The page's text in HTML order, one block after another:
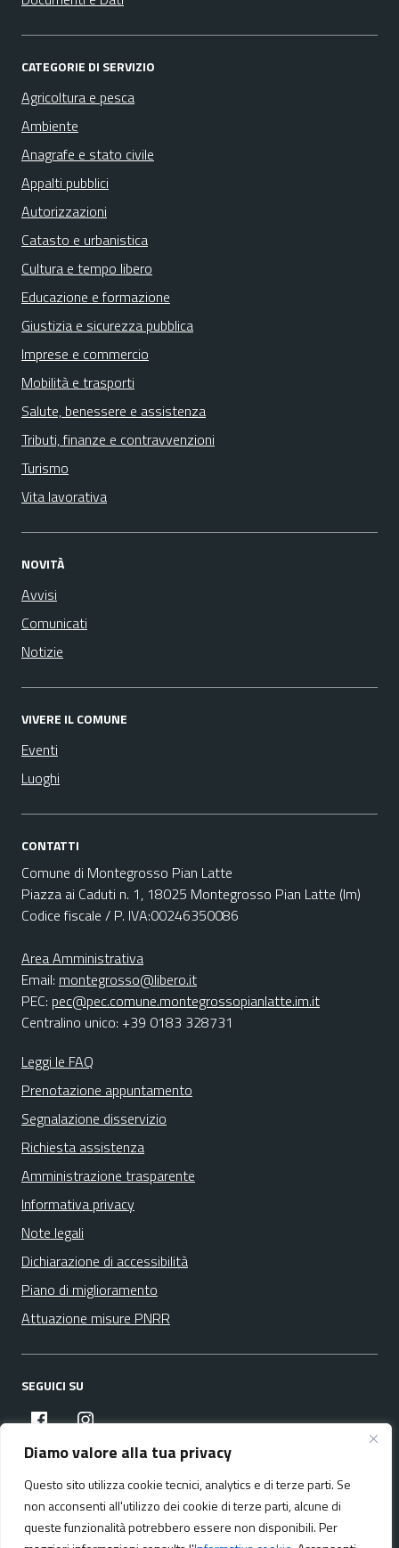
Diamo valore alla tua privacy
Questo sito utilizza cookie tecnici, analytics e di terze parti. Se
non acconsenti all'utilizzo dei cookie di terze parti, alcune di
queste funzionalità potrebbero essere non disponibili. Per
CATEGORIE DI SERVIZIO
Agricoltura e pesca
Ambiente
Anagrafe e stato civile
Appalti pubblici
Autorizzazioni
Catasto e urbanistica
Cultura e tempo libero
Educazione e formazione
Giustizia e sicurezza pubblica
Imprese e commercio
Mobilità e trasporti
Salute, benessere e assistenza
Tributi, finanze e contravvenzioni
Turismo
Vita lavorativa
NOVITÀ
Avvisi
Comunicati
Notizie
VIVERE IL COMUNE
Eventi
Luoghi
CONTATTI
Comune di Montegrosso Pian Latte
Piazza ai Caduti n. 1, 18025 Montegrosso Pian Latte (Im)
Codice fiscale / P. IVA:00246350086
Area Amministrativa
Email: montegrosso@libero.it
PEC: pec@pec.comune.montegrossopianlatte.im.it
Centralino unico: +39 0183 328731
Leggi le FAQ
Prenotazione appuntamento
Segnalazione disservizio
Richiesta assistenza
Amministrazione trasparente
Informativa privacy
Note legali
Dichiarazione di accessibilità
Piano di miglioramento
Attuazione misure PNRR
SEGUICI SU
facebookinstagram
Media policy Mappa del sito